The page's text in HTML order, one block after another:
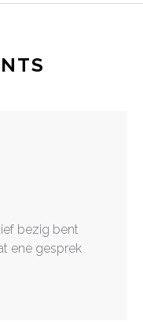
bezig bent
ene gesprek